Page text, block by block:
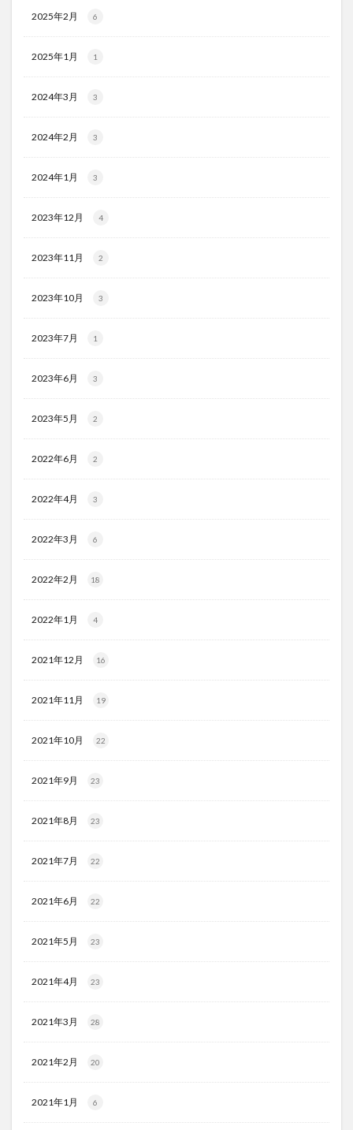
2025年2月 6
2025年1月 1
2024年3月 3
2024年2月 3
2024年1月 3
2023年12月 4
2023年11月 2
2023年10月 3
2023年7月 1
2023年6月 3
2023年5月 2
2022年6月 2
2022年4月 3
2022年3月 6
2022年2月 18
2022年1月 4
2021年12月 16
2021年11月 19
2021年10月 22
2021年9月 23
2021年8月 23
2021年7月 22
2021年6月 22
2021年5月 23
2021年4月 23
2021年3月 28
2021年2月 20
2021年1月 6